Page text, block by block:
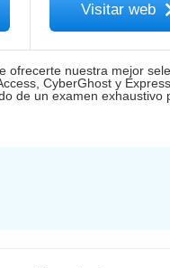
Visitar web
ofrecerte nuestra mejor
CyberGhost y
de un examen exhaustivo